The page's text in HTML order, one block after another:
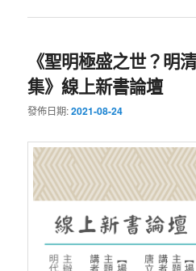
《聖明極盛之世？明
集》線上新書論壇
發佈日期:2021-08-24